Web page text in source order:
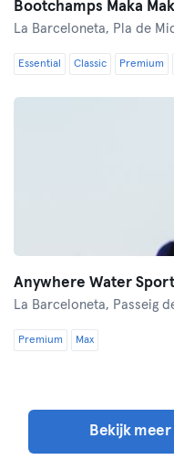
Bootchamps Maka
La Barceloneta, Pla de
Essential Classic Premium
Anywhere Water
La Barceloneta, Passeig
Premium Max
Bekijk